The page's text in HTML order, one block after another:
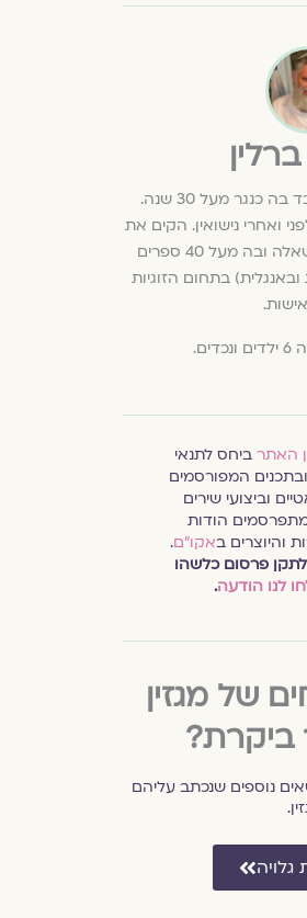
כנגר מעל 30 שנה.
ואחרי נישואין. הקים את
"ספריית זוגיות", ספריית השאלה ובה מעל 40 ספרים
בתחום הזוגיות
האתר ביחס לתנאי
ובתכנים המפורסמים
וביצועי שירים
מתפרסמים הודות
והיוצרים באקו״ם.
פרסום כלשהו
לנו הודעה.
של מגזין
ביקרת?
נוספים שנכתב עליהם
גלויה